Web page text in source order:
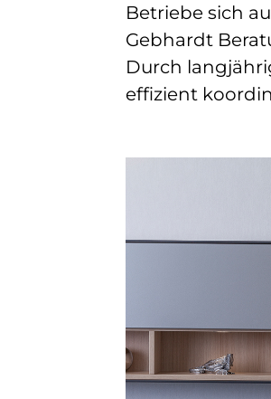
Betriebe sich
Gebhardt
Durch
effizient